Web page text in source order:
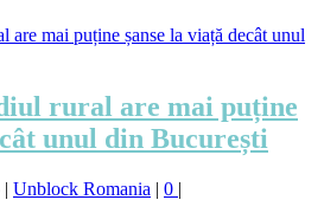
rural are mai puține
unul din București
| Unblock Romania | 0 |